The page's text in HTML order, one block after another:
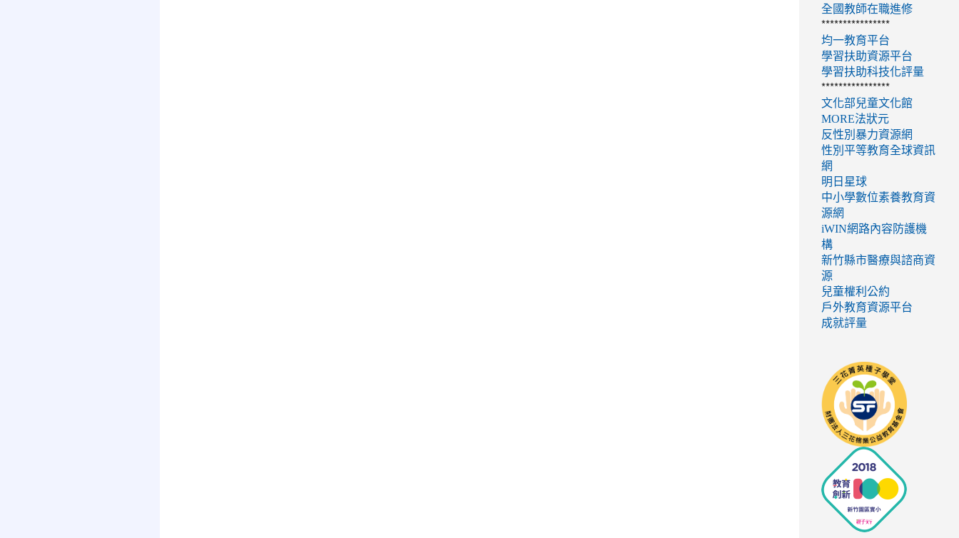
全國教師在職進修
****************
均一教育平台
學習扶助資源平台
學習扶助科技化評量
****************
文化部兒童文化館
MORE法狀元
反性別暴力資源網
性別平等教育全球資訊
網
明日星球
中小學數位素養教育資
源網
iWIN網路內容防護機
構
新竹縣市醫療與諮商資
源
兒童權利公約
戶外教育資源平台
成就評量
http://